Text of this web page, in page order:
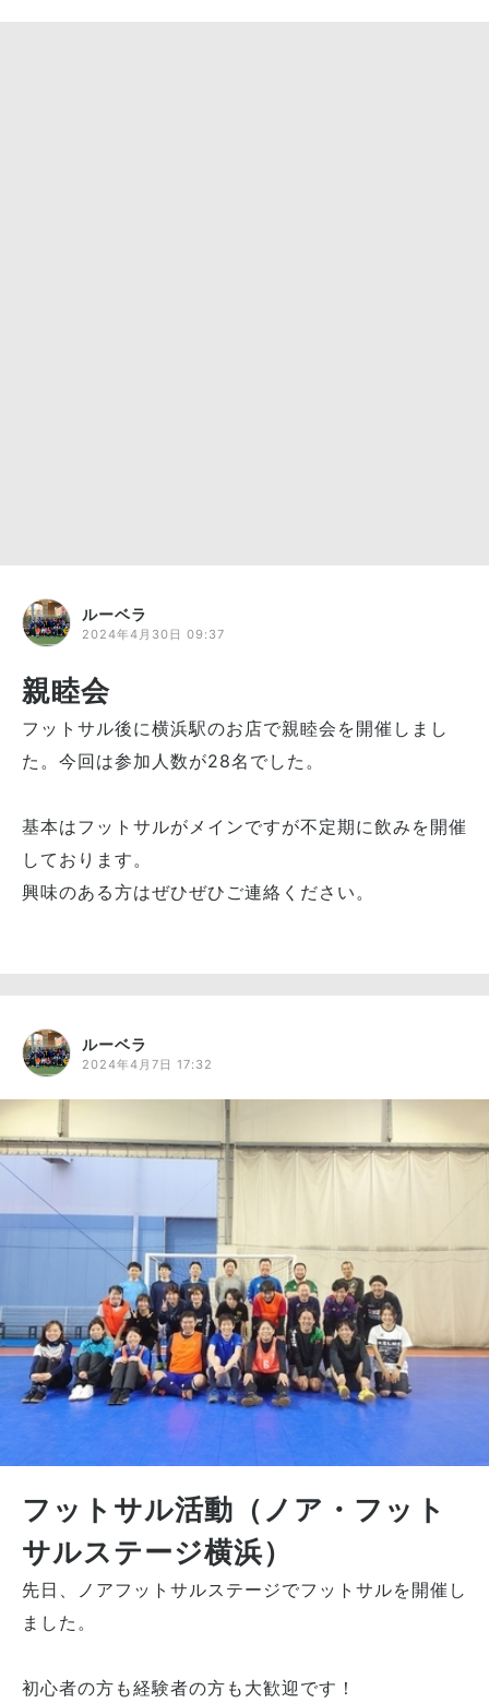
ルーベラ
2024年4月30日 09:37
親睦会
フットサル後に横浜駅のお店で親睦会を開催しまし
た。今回は参加人数が28名でした。
基本はフットサルがメインですが不定期に飲みを開催
しております。
興味のある方はぜひぜひご連絡ください。
ルーベラ
2024年4月7日 17:32
フットサル活動（ノア・フット
サルステージ横浜）
先日、ノアフットサルステージでフットサルを開催し
ました。
初心者の方も経験者の方も大歓迎です！